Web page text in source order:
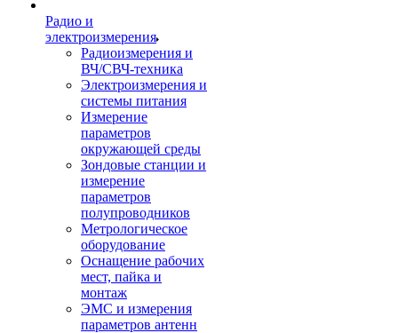
Радио и
электроизмерения
Радиоизмерения и
ВЧ/СВЧ-техника
Электроизмерения и
системы питания
Измерение
параметров
окружающей среды
Зондовые станции и
измерение
параметров
полупроводников
Метрологическое
оборудование
Оснащение рабочих
мест, пайка и
монтаж
ЭМС и измерения
параметров антенн